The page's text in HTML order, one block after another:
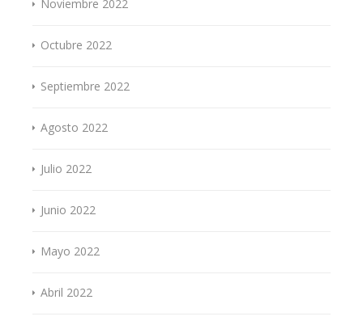
Noviembre 2022
Octubre 2022
Septiembre 2022
Agosto 2022
Julio 2022
Junio 2022
Mayo 2022
Abril 2022